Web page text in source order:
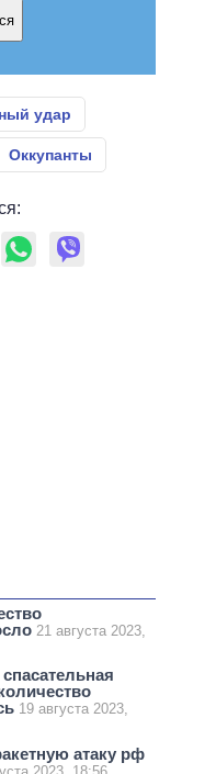
удар
Оккупанты
21 августа 2023,
19 августа 2023,
атаку рф